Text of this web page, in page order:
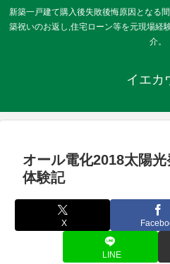
新築一戸建て購入後失敗後悔原因となる
築祝いのお返し,住宅ローン等を元現場経
介。
イエカ
オール電化2018太陽
体験記
X
LINE